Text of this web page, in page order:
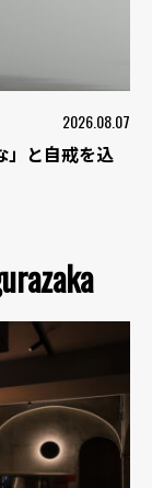
2026.08.07
」と自戒を込